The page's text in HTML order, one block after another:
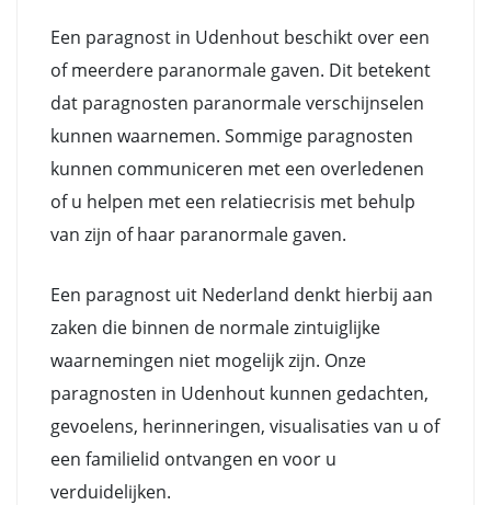
Een paragnost in Udenhout beschikt over een
of meerdere paranormale gaven. Dit betekent
dat paragnosten paranormale verschijnselen
kunnen waarnemen. Sommige paragnosten
kunnen communiceren met een overledenen
of u helpen met een relatiecrisis met behulp
van zijn of haar paranormale gaven.
Een paragnost uit Nederland denkt hierbij aan
zaken die binnen de normale zintuiglijke
waarnemingen niet mogelijk zijn. Onze
paragnosten in Udenhout kunnen gedachten,
gevoelens, herinneringen, visualisaties van u of
een familielid ontvangen en voor u
verduidelijken.